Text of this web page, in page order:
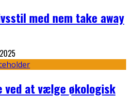
med nem take away
ved at vælge økologisk